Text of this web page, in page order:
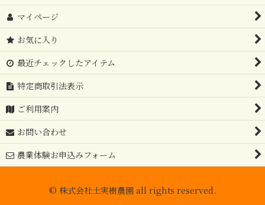
マイページ
お気に入り
最近チェックしたアイテム
特定商取引法表示
ご利用案内
お問い合わせ
農業体験お申込みフォーム
© 株式会社土実樹農園 all rights reserved.